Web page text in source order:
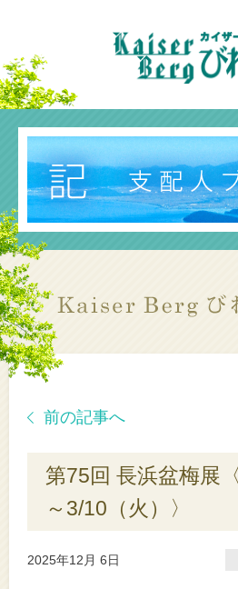
カイザーベルク びわ湖 TOP
施設紹介
アクセス
お食事
支配人ブログ
カイザーベルク総合TOP
前の記事へ
第75回 長浜盆梅展
～3/10（火）〉
2025年12月 6日